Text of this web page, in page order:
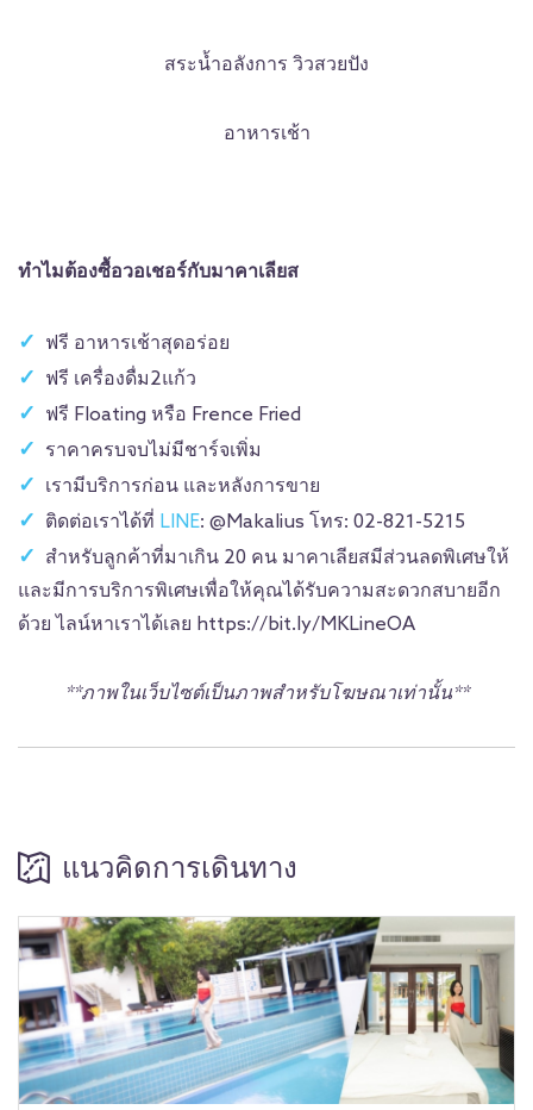
สระน้ำอลังการ วิวสวยปัง
อาหารเช้า
ทำไมต้องซื้อวอเชอร์กับมาคาเลียส
ฟรี อาหารเช้าสุดอร่อย
ฟรี เครื่องดื่ม2แก้ว
ฟรี Floating หรือ Frence Fried
ราคาครบจบไม่มีชาร์จเพิ่ม
เรามีบริการก่อน และหลังการขาย
ติดต่อเราได้ที่ LINE: @Makalius โทร: 02-821-5215
สำหรับลูกค้าที่มาเกิน 20 คน มาคาเลียสมีส่วนลดพิเศษให้
และมีการบริการพิเศษเพื่อให้คุณได้รับความสะดวกสบายอีก
ด้วย ไลน์หาเราได้เลย https://bit.ly/MKLineOA
**ภาพในเว็บไซต์เป็นภาพสำหรับโฆษณาเท่านั้น**
แนวคิดการเดินทาง